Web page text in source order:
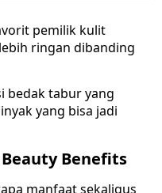
pemilik kulit
ringan dibanding
bedak tabur yang
yang bisa jadi
Beauty Benefits
manfaat sekaligus